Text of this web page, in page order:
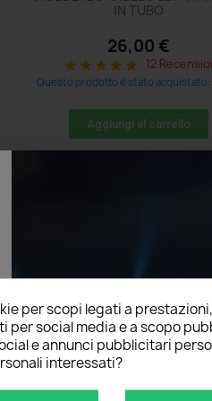
IN TUBO
26,00 €
star star star star star 12
Questo prodotto è stato acquistato:
Aggiungi al carrello
per scopi legati a
per social media e a scopo
e annunci pubblicitari
interessati?